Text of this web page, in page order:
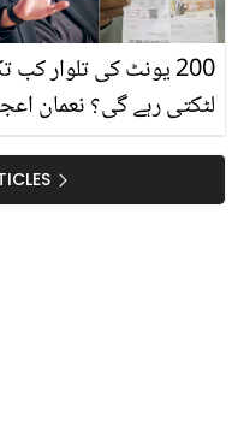
200 یونٹ کی تلوار کب
لٹکتی رہے گی؟ نعمان
کے بل پر پھٹ پڑے! غصے
میں کیا کچھ کہہ دیا؟